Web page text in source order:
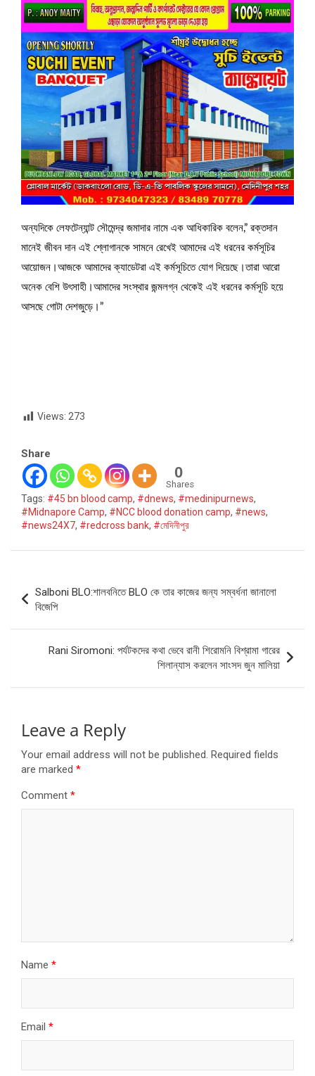
অন্যদিকে লেফটেন্যান্ট সৌমেন্দ্র জমাদার নামে এক আধিকারিক বলেন,” রক্তদান
মানেই জীবন দান এই শ্লোগানকে সামনে রেখেই আমাদের এই ধরনের কর্মসূচির
আয়োজন।আজকে আমাদের ক্যাডেটরা এই কর্মসূচিতে যোগ দিয়েছে।তারা আরো
অনেক বেশি উৎসাহী।আমাদের সংস্থার জন্মলগ্ন থেকেই এই ধরনের কর্মসূচি হয়ে
আসছে গোটা দেশজুড়ে।”
Views: 273
Share
0
Shares
Tags: #45 bn blood camp, #dnews, #medinipurnews,
#Midnapore Camp, #NCC blood donation camp, #news,
#news24X7, #redcross bank, #মেদিনীপুর
navigation
Salboni BLO:শালবনিতে BLO কে তার কাজের জন্য সম্বর্ধনা জানালো
বিজেপি
Rani Siromoni: পর্যটকদের কথা ভেবে রানী শিরোমনি বিশ্রামা গারের
শিলান্যাস করলেন সাংসদ জুন মালিয়া
Leave a Reply
Your email address will not be published. Required fields
are marked *
Comment *
Name *
Email *